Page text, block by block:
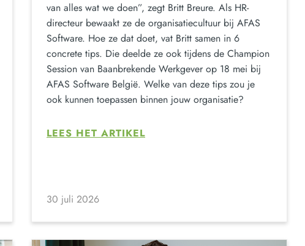
van alles wat we doen”, zegt Britt Breure. Als HR-
directeur bewaakt ze de organisatiecultuur bij AFAS
Software. Hoe ze dat doet, vat Britt samen in 6
concrete tips. Die deelde ze ook tijdens de Champion
Session van Baanbrekende Werkgever op 18 mei bij
AFAS Software België. Welke van deze tips zou je
ook kunnen toepassen binnen jouw organisatie?
LEES HET ARTIKEL
30 juli 2026